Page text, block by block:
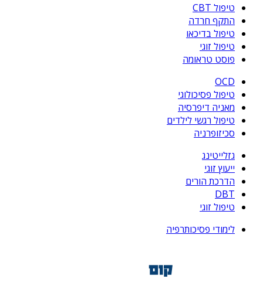
טיפול CBT
התקף חרדה
טיפול בדיכאו
טיפול זוגי
פוסט טראומה
OCD
טיפול פסיכולוגי
מאניה דיפרסיה
טיפול רגשי לילדים
סכיזופרניה
גזלייטינג
ייעוץ זוגי
הדרכת הורים
DBT
טיפול זוגי
לימודי פסיכותרפיה